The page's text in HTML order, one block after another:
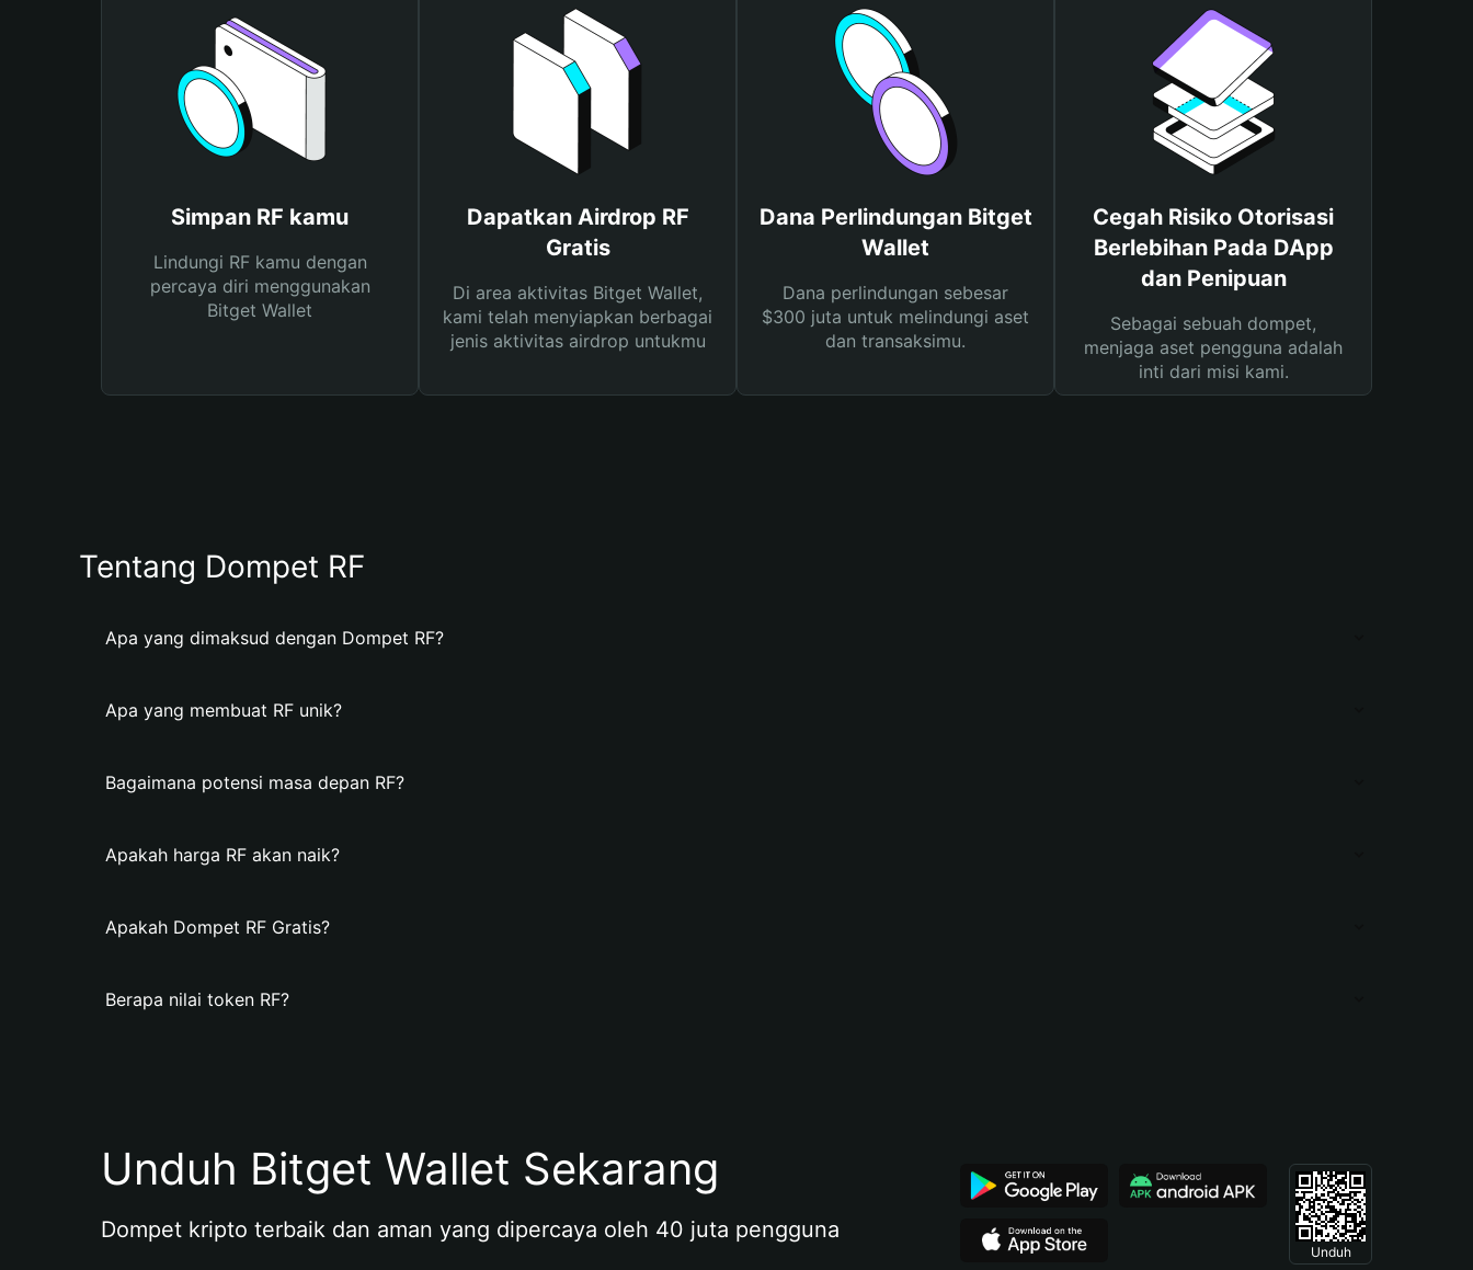
Simpan RF kamu
Lindungi RF kamu dengan
percaya diri menggunakan
Bitget Wallet
Dapatkan Airdrop RF
Gratis
Di area aktivitas Bitget Wallet,
kami telah menyiapkan berbagai
jenis aktivitas airdrop untukmu
Dana Perlindungan Bitget
Wallet
Dana perlindungan sebesar
$300 juta untuk melindungi aset
dan transaksimu.
Cegah Risiko Otorisasi
Berlebihan Pada DApp
dan Penipuan
Sebagai sebuah dompet,
menjaga aset pengguna adalah
inti dari misi kami.
Tentang Dompet RF
Apa yang dimaksud dengan Dompet RF?
Apa yang membuat RF unik?
Bagaimana potensi masa depan RF?
Apakah harga RF akan naik?
Apakah Dompet RF Gratis?
Berapa nilai token RF?
Unduh Bitget Wallet Sekarang
Dompet kripto terbaik dan aman yang dipercaya oleh 40 juta pengguna
Unduh